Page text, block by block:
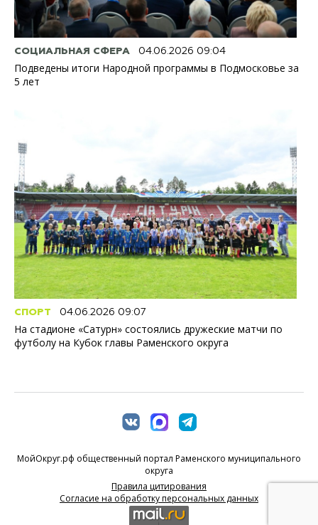
СОЦИАЛЬНАЯ СФЕРА 04.06.2026 09:04
Подведены итоги Народной программы в Подмосковье за
5 лет
СПОРТ 04.06.2026 09:07
На стадионе «Сатурн» состоялись дружеские матчи по
футболу на Кубок главы Раменского округа
МойОкруг.рф общественный портал Раменского муниципального
округа
Правила цитирования
Согласие на обработку персональных данных